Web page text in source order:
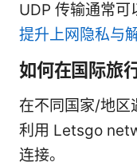
UDP 传输通常可
提升上网隐私与
如何在国际旅
在不同国家/地区
利用 Letsgo
连接。